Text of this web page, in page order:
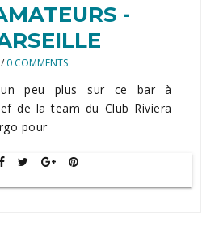
-
/ 0 COMMENTS
un peu plus sur ce bar à
de la team du Club Riviera
pour